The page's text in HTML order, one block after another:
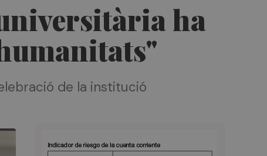
ha
de la institució